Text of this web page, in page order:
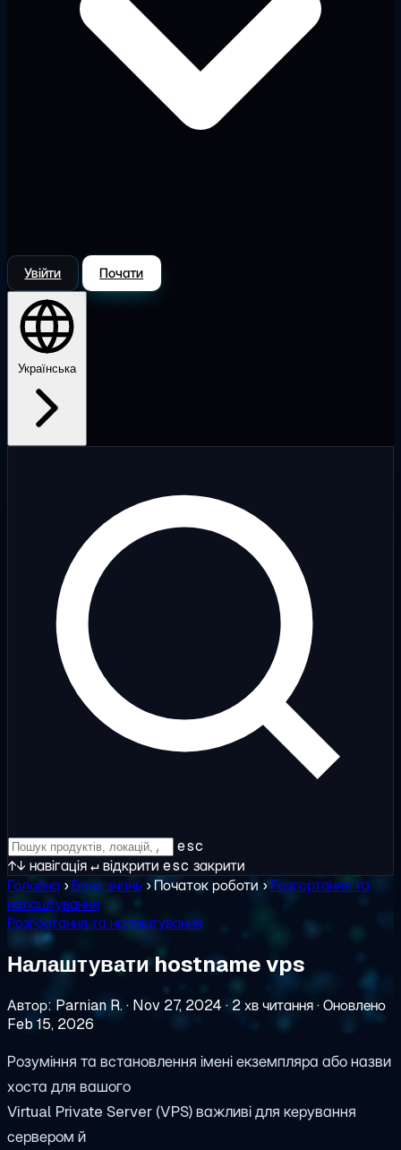
Увійти Почати
Українська
esc
↑↓ навігація↵відкрити esc закрити
Головна ›База знань › Початок роботи ›Розгортання та
налаштування
Розгортання та налаштування
Налаштувати hostname vps
Автор: Parnian R.· Nov 27, 2024 · 2 хв читання·Оновлено
Feb 15, 2026
Розуміння та встановлення імені екземпляра або назви
хоста для вашого
Virtual Private Server (VPS) важливі для керування
сервером й